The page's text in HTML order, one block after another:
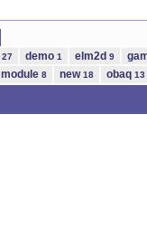
27 demo 1 elm2d 9
module 8 new18 obaq 13